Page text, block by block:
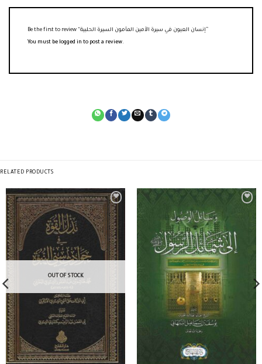
You must be logged in to post a review.
RELATED PRODUCTS
OUT OF STOCK